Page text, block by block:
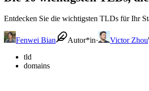
Entdecken Sie die wichtigsten TLDs für Ihr
Fenwei Bian Autor*in· Victor Zhou
tld
domains